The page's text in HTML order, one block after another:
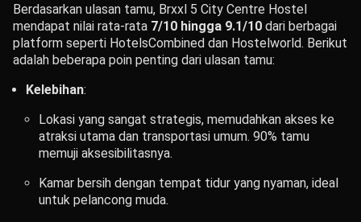
Berdasarkan ulasan tamu, Brxxl 5 City Centre Hostel
mendapat nilai rata-rata 7/10 hingga 9.1/10 dari berbagai
platform seperti HotelsCombined dan Hostelworld. Berikut
adalah beberapa poin penting dari ulasan tamu:
Kelebihan:
Lokasi yang sangat strategis, memudahkan akses ke
atraksi utama dan transportasi umum. 90% tamu
memuji aksesibilitasnya.
Kamar bersih dengan tempat tidur yang nyaman, ideal
untuk pelancong muda.